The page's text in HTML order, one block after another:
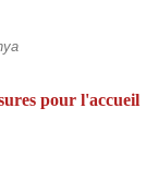
pour l'accueil